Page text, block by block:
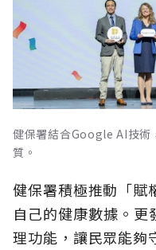
健保署結合Google AI技術
質。
健保署積極推動「賦
自己的健康數據。
理功能，讓民眾能夠